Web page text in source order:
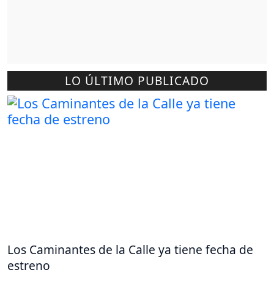
LO ÚLTIMO PUBLICADO
Los Caminantes de la Calle ya tiene fecha de
estreno